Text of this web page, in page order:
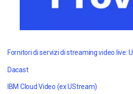
Dacast
IBM Cloud Video (ex UStream)